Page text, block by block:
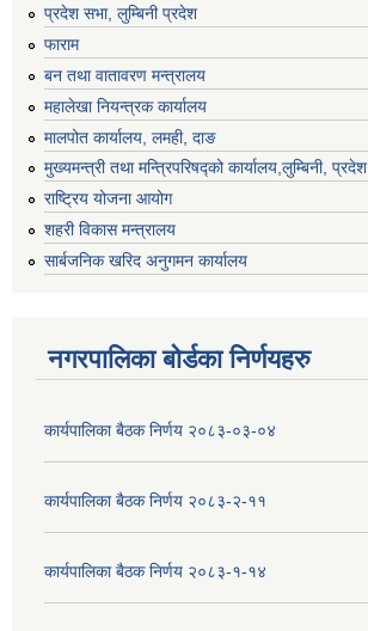
प्रदेश सभा, लुम्बिनी प्रदेश
फाराम
बन तथा वातावरण मन्त्रालय
महालेखा नियन्त्रक कार्यालय
मालपोत कार्यालय, लमही, दाङ
मुख्यमन्त्री तथा मन्त्रिपरिषद्को कार्यालय,लुम्बिनी, प्रदेश
राष्ट्रिय योजना आयोग
शहरी विकास मन्त्रालय
सार्बजनिक खरिद अनुगमन कार्यालय
नगरपालिका बोर्डका निर्णयहरु
कार्यपालिका बैठक निर्णय २०८३-०३-०४
कार्यपालिका बैठक निर्णय २०८३-२-११
कार्यपालिका बैठक निर्णय २०८३-१-१४